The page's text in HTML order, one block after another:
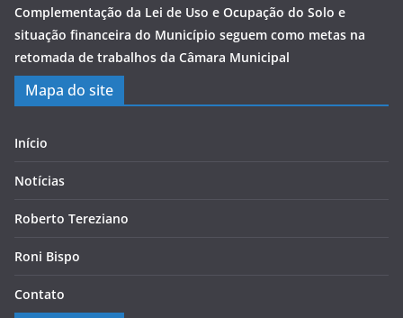
Complementação da Lei de Uso e Ocupação do Solo e
situação financeira do Município seguem como metas na
retomada de trabalhos da Câmara Municipal
Mapa do site
Início
Notícias
Roberto Tereziano
Roni Bispo
Contato